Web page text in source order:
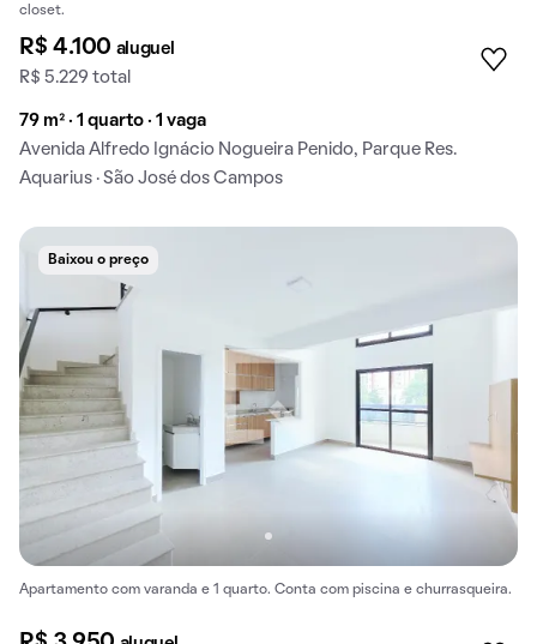
closet.
R$ 4.100 aluguel
R$ 5.229 total
79 m² · 1 quarto · 1 vaga
Avenida Alfredo Ignácio Nogueira Penido, Parque Res.
Aquarius · São José dos Campos
Baixou o preço
Apartamento com varanda e 1 quarto. Conta com piscina e churrasqueira.